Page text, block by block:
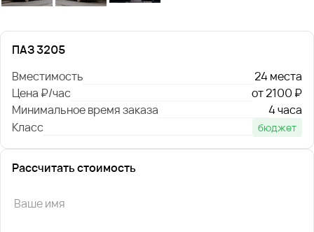
ПАЗ 3205
Вместимость
24 места
Цена ₽/час
от 2100 ₽
Минимальное время заказа
4 часа
Класс
бюджет
Рассчитать стоимость